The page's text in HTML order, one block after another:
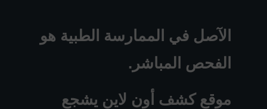
الآصل في الممارسة الطبية هو
الفحص المباشر.
موقع كشف أون لاين يشجع